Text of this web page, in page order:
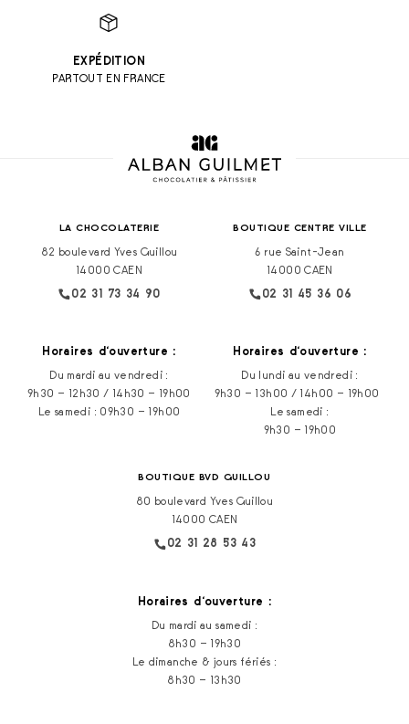
EXPÉDITION
PARTOUT EN FRANCE
LA CHOCOLATERIE
82 boulevard Yves Guillou
14000 CAEN
02 31 73 34 90
Horaires d‘ouverture :
Du mardi au vendredi :
9h30 – 12h30 / 14h30 – 19h00
Le samedi : 09h30 – 19h00
BOUTIQUE CENTRE VILLE
6 rue Saint-Jean
14000 CAEN
02 31 45 36 06
Horaires d‘ouverture :
Du lundi au vendredi :
9h30 – 13h00 / 14h00 – 19h00
Le samedi :
9h30 – 19h00
BOUTIQUE BVD GUILLOU
80 boulevard Yves Guillou
14000 CAEN
02 31 28 53 43
Horaires d‘ouverture :
Du mardi au samedi :
8h30 – 19h30
Le dimanche & jours fériés :
8h30 – 13h30